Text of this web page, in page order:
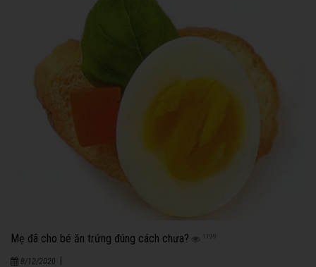
Mẹ đã cho bé ăn trứng đúng cách chưa? 1199
8/12/2020 |